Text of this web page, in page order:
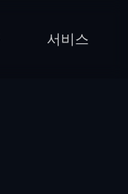
서비스